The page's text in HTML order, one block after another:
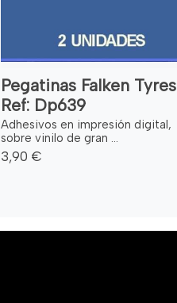
Pegatinas Falken Tyres
Ref: Dp639
Adhesivos en impresión digital,
sobre vinilo de gran ...
3,90 €